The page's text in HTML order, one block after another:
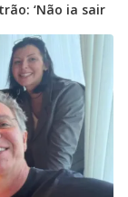
‘Não ia sair